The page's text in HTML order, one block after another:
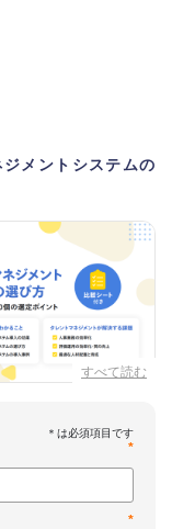
ジメントシステムの
すべて読む
する際の10個の選
*
*